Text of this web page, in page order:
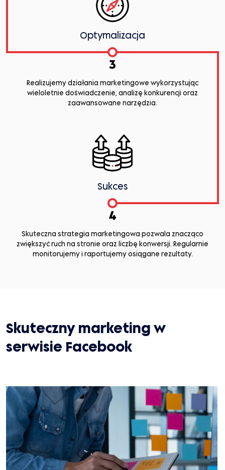
Optymalizacja
3
Realizujemy działania marketingowe wykorzystując
wieloletnie doświadczenie, analizę konkurencji oraz
zaawansowane narzędzia.
Sukces
4
Skuteczna strategia marketingowa pozwala znacząco
zwiększyć ruch na stronie oraz liczbę konwersji. Regularnie
monitorujemy i raportujemy osiągane rezultaty.
Skuteczny marketing w
serwisie Facebook